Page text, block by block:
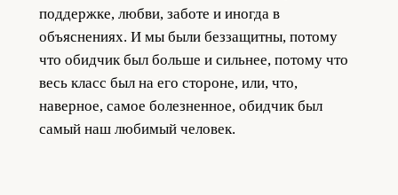
поддержке, любви, заботе и иногда в
объяснениях. И мы были беззащитны, потому
что обидчик был больше и сильнее, потому что
весь класс был на его стороне, или, что,
наверное, самое болезненное, обидчик был
самый наш любимый человек.